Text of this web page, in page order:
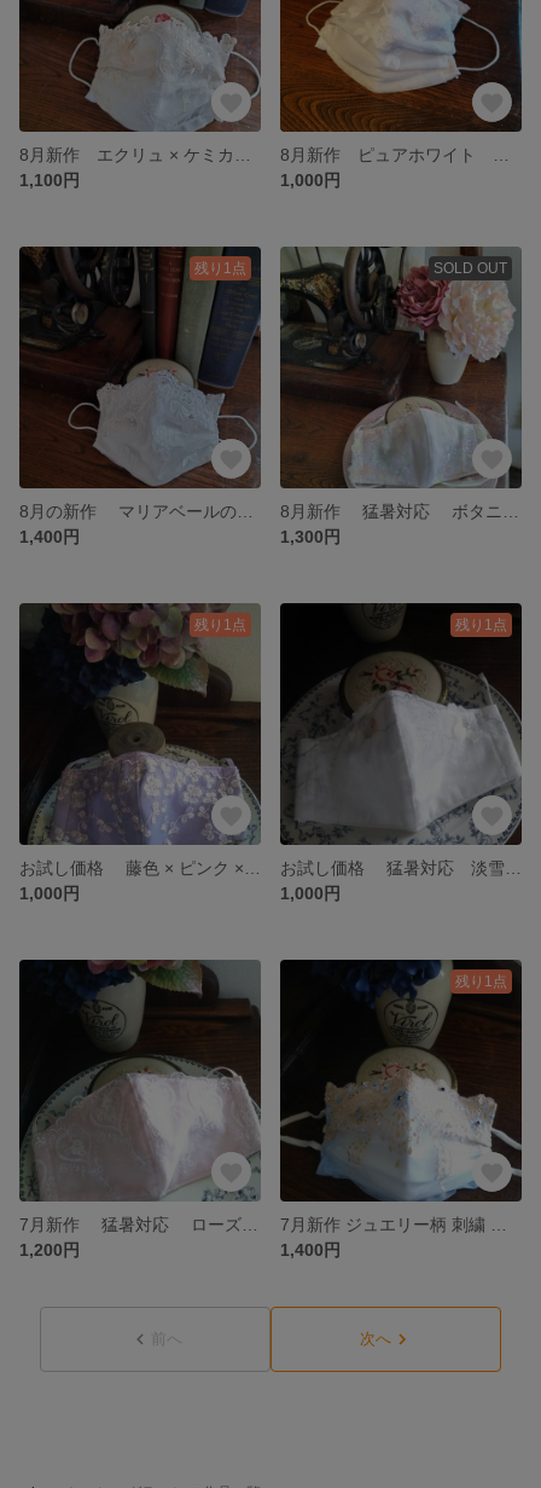
1,100円
1,000円
残り1点
1,400円
SOLD OUT
1,300円
残り1点
1,000円
残り1点
1,000円
1,200円
残り1点
1,400円
前へ 次へ